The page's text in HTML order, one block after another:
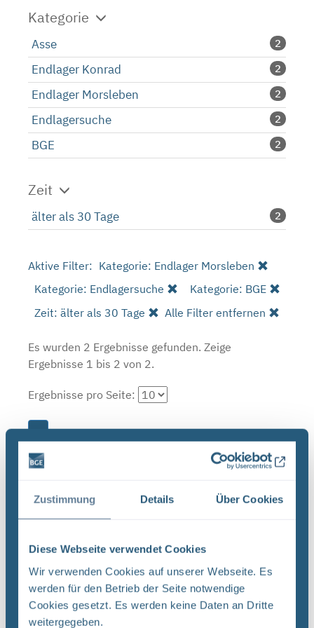
Zustimmung Details Über Cookies
Diese Webseite verwendet Cookies
Wir verwenden Cookies auf unserer Webseite. Es
werden für den Betrieb der Seite notwendige
Cookies gesetzt. Es werden keine Daten an Dritte
weitergegeben.
Kategorie
Asse 2
Endlager Konrad 2
Endlager Morsleben 2
Endlagersuche 2
BGE 2
Zeit
älter als 30 Tage 2
Aktive Filter: Kategorie: Endlager Morsleben
Kategorie: Endlagersuche
Kategorie: BGE
Zeit: älter als 30 Tage
Alle Filter entfernen
Es wurden 2 Ergebnisse gefunden. Zeige
Ergebnisse 1 bis 2 von 2.
Ergebnisse pro Seite:
Endlagersuche Asse Zwischen der Stasi-
Unterlagenbehörde und dem Bundesamt für
Strahlenschutz (BfS) hat die Bundesgesellschaft
für Endlagerung (BGE) zwei Tage ...